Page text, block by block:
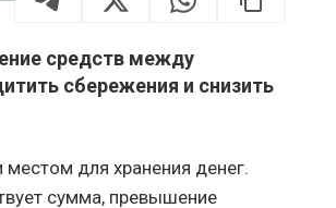
средств между
сбережения и снизить
для хранения денег.
сумма, превышение